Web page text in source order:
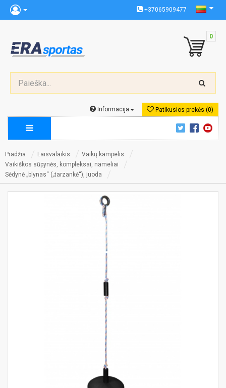
+37065909477
0
Patikusios prekės (0)
Informacija
Pradžia Laisvalaikis
Vaikų kampelis
Vaikiškos sūpynės, kompleksai, nameliai
Sėdynė „blynas“ („tarzankė“), juoda